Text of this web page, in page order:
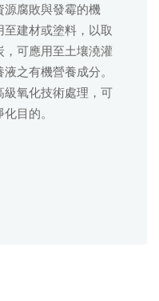
腐敗與發霉的機
建材或塗料，以取
可應用至土壤澆灌
之有機營養成分。
氧化技術處理，可
目的。